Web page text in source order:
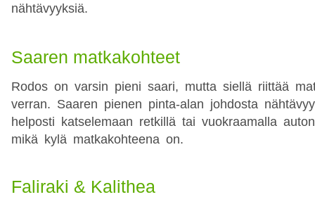
nähtävyyksiä.
Saaren matkakohteet
Rodos on varsin pieni saari, mutta siellä riittää
verran. Saaren pienen pinta-alan johdosta
helposti katselemaan retkillä tai vuokraamalla
mikä kylä matkakohteena on.
Faliraki & Kalithea